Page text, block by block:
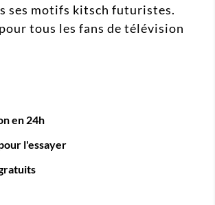
ses motifs kitsch futuristes.
tous les fans de télévision
en 24h
l'essayer